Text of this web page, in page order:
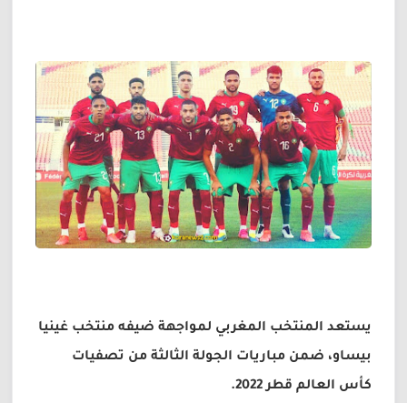
يستعد المنتخب المغربي لمواجهة ضيفه منتخب غينيا
بيساو، ضمن مباريات الجولة الثالثة من تصفيات
كأس العالم قطر 2022.